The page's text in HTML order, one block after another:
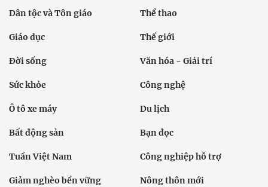
Dân tộc và Tôn giáo Thể thao
Giáo dục Thế giới
Đời sống Văn hóa - Giải trí
Sức khỏe Công nghệ
Ô tô xe máy Du lịch
Bất động sản Bạn đọc
Tuần Việt Nam Công nghiệp hỗ trợ
Giảm nghèo bền vững Nông thôn mới